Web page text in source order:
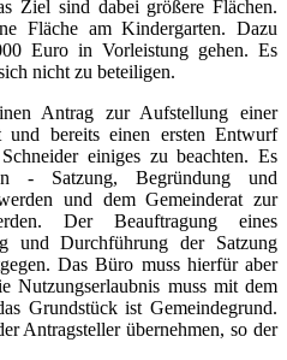
Ziel sind dabei größere Flächen.
Fläche am Kindergarten. Dazu
Euro in Vorleistung gehen. Es
nicht zu beteiligen.
Antrag zur Aufstellung einer
und bereits einen ersten Entwurf
einiges zu beachten. Es
- Satzung, Begründung und
und dem Gemeinderat zur
Der Beauftragung eines
und Durchführung der Satzung
Das Büro muss hierfür aber
Nutzungserlaubnis muss mit dem
Grundstück ist Gemeindegrund.
Antragsteller übernehmen, so der